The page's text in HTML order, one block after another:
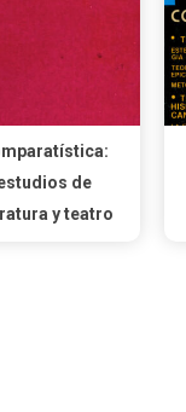
de
y teatro